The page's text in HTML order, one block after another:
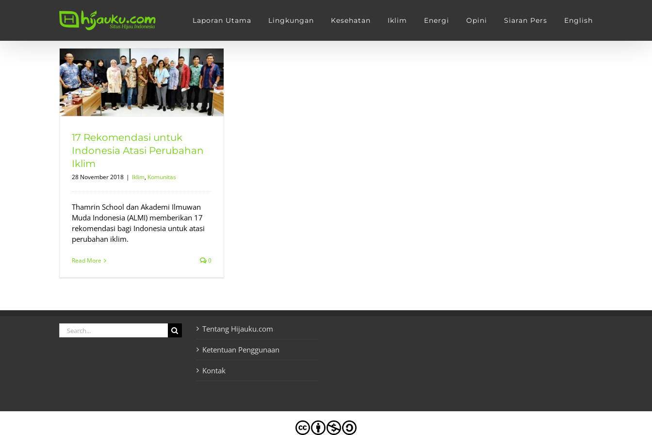
Laporan Utama Lingkungan Kesehatan Iklim Energi Opini Siaran Pers English
17 Rekomendasi untuk
Indonesia Atasi Perubahan
Iklim
28 November 2018 | Iklim, Komunitas
Thamrin School dan Akademi Ilmuwan
Muda Indonesia (ALMI) memberikan 17
rekomendasi bagi Indonesia untuk atasi
perubahan iklim.
Read More 0
Search
for:
Tentang Hijauku.com
Ketentuan Penggunaan
Kontak